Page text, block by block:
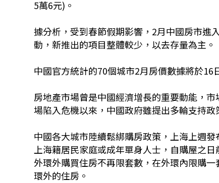
5萬6元)。
據分析，受到春節假期影響，2月中國房市進
動，新推出的項目整體較少，以去存量為主。
中國官方統計的70個城市2月房價數據將於16
房地產市場曾是中國經濟增長的重要動能，
場陷入危機以來，中國政府雖提出多輪支持
中國各大城市陸續鬆綁購房政策，上海上週
上海籍居民家庭或成年單身人士，自購屋之
外環外購買住房不再限套數，在外環內限購
環外的住房。